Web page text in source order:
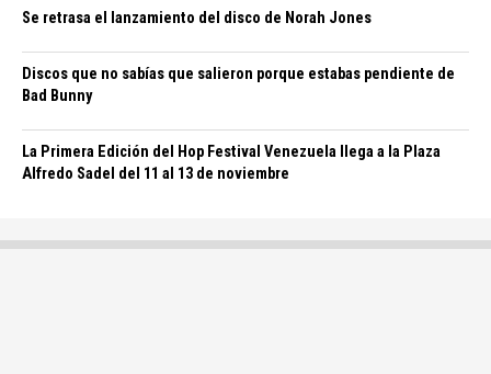
Se retrasa el lanzamiento del disco de Norah Jones
Discos que no sabías que salieron porque estabas pendiente de
Bad Bunny
La Primera Edición del Hop Festival Venezuela llega a la Plaza
Alfredo Sadel del 11 al 13 de noviembre